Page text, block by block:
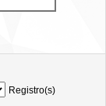
Registro(s)